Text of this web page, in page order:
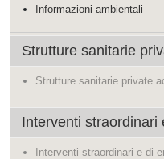
Informazioni ambientali
Strutture sanitarie
Strutture sanitarie private
Interventi straordinari
Interventi straordinari e di